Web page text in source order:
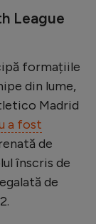
League
formațiile
din lume,
Madrid
a fost
de
înscris de
de